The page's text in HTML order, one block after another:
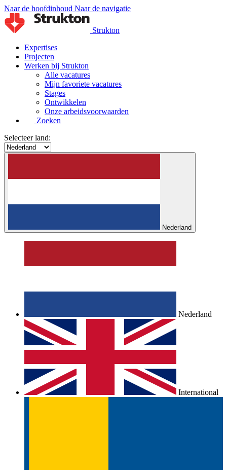
Naar de hoofdinhoud Naar de navigatie
Strukton
Expertises
Projecten
Werken bij Strukton
Alle vacatures
Mijn favoriete vacatures
Stages
Ontwikkelen
Onze arbeidsvoorwaarden
Zoeken
Selecteer land:
Nederland
Nederland
International